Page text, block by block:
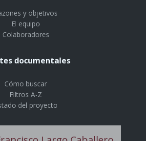
y objetivos
El equipo
Colaboradores
documentales
Cómo buscar
Filtros A-Z
del proyecto